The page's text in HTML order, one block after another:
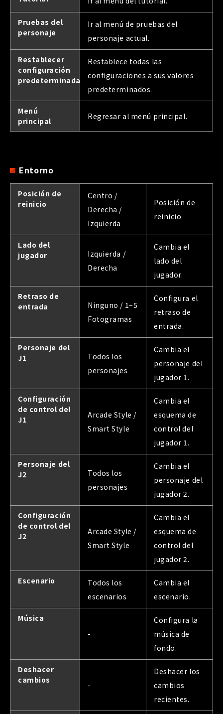
Pruebas del
personaje
Ir al menú de pruebas del
personaje actual.
Restablecer
configuración
predeterminada
Restablece todas las
configuraciones a sus valores
predeterminados.
Menú
principal
Regresar al menú principal.
Entorno
Posición de
reinicio
Centro /
Derecha /
Izquierda
Posición de
reinicio
Lado del
jugador
Izquierda /
Derecha
Cambia el
lado del
jugador.
Retraso de
entrada
Ninguno / 1–5
Fotogramas
Configura el
retraso de
entrada.
Personaje del
J1
Todos los
personajes
Cambia el
personaje del
jugador 1.
Configuración
de control del
J1
Arcade Style /
Smart Style
Cambia el
esquema de
control del
jugador 1.
Personaje del
J2
Todos los
personajes
Cambia el
personaje del
jugador 2.
Configuración
de control del
J2
Arcade Style /
Smart Style
Cambia el
esquema de
control del
jugador 2.
Escenario
Todos los
escenarios
Cambia el
escenario.
Música
-
Configura la
música de
fondo.
Deshacer
cambios
-
Deshacer los
cambios
recientes.